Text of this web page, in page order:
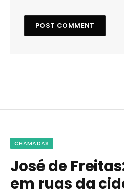
CHAMADAS
José de
em ruas da